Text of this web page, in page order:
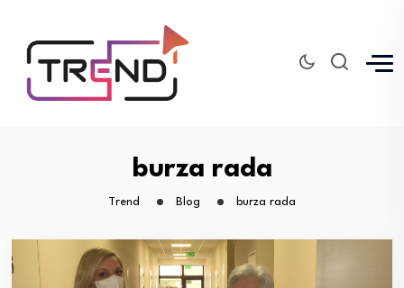
burza rada
Trend Blog burza rada